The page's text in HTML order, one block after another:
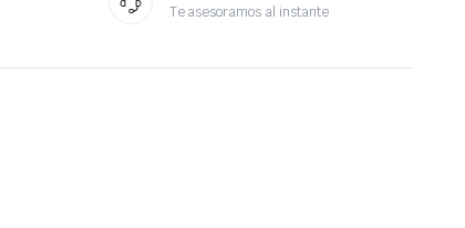
Te asesoramos al instante